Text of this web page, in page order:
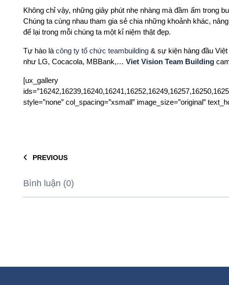
Không chỉ vậy, những giây phút nhẹ nhàng mà đầm ấm trong
Chúng ta cùng nhau tham gia sẻ chia những khoảnh khác,
để lại trong mỗi chúng ta một kỉ niệm thật đẹp.
Tự hào là công ty tổ chức teambuilding & sự kiện hàng đầu
như LG, Cocacola, MBBank,… Viet Vision Team Building
[ux_gallery
style=”none” col_spacing=”xsmall” image_size=”original”
PREVIOUS
Bình luận (0)